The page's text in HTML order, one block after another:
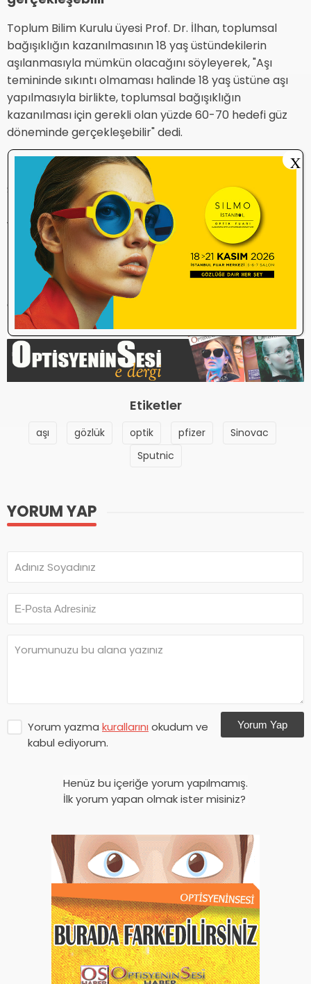
Toplum Bilim Kurulu üyesi Prof. Dr. İlhan, toplumsal
bağışıklığın kazanılmasının 18 yaş üstündekilerin
aşılanmasıyla mümkün olacağını söyleyerek, "Aşı
temininde sıkıntı olmaması halinde 18 yaş üstüne aşı
yapılmasıyla birlikte, toplumsal bağışıklığın
kazanılması için gerekli olan yüzde 60-70 hedefi güz
döneminde gerçekleşebilir" dedi.
24 milyona yakın aşı yapıldı
Sağlık Bakanlığı COVID-19 Aşısı Bilgilendirme
Platformu'nda, 4 Mayıs 2021 saat 16.20 itibarıyla yer
verilen tabloya göre, 1.doz uygulanan kişi sayısı 14
milyon 187 bin 673, ikinci doz uygulanan kişi sayısı 9
milyon 691 bin 842 oldu.
Uygulanan aşı dozu sayısı ise 23 milyon 879 bin 515
olarak kayıtlara geçti.
Etiketler
aşı gözlük optik pfizer
Sinovac
Sputnic
YORUM YAP
Yorum yazma kurallarını okudum ve
kabul ediyorum.
Yorum Yap
Henüz bu içeriğe yorum yapılmamış.
İlk yorum yapan olmak ister misiniz?
X